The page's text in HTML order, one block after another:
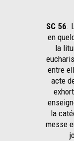
SC 56.
en
la
entre
acte
la
messe